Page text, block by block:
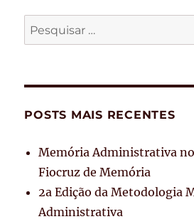
Pesquisar
por:
POSTS MAIS RECENTES
Memória Administrativa
Fiocruz de Memória
2a Edição da Metodologia
Administrativa